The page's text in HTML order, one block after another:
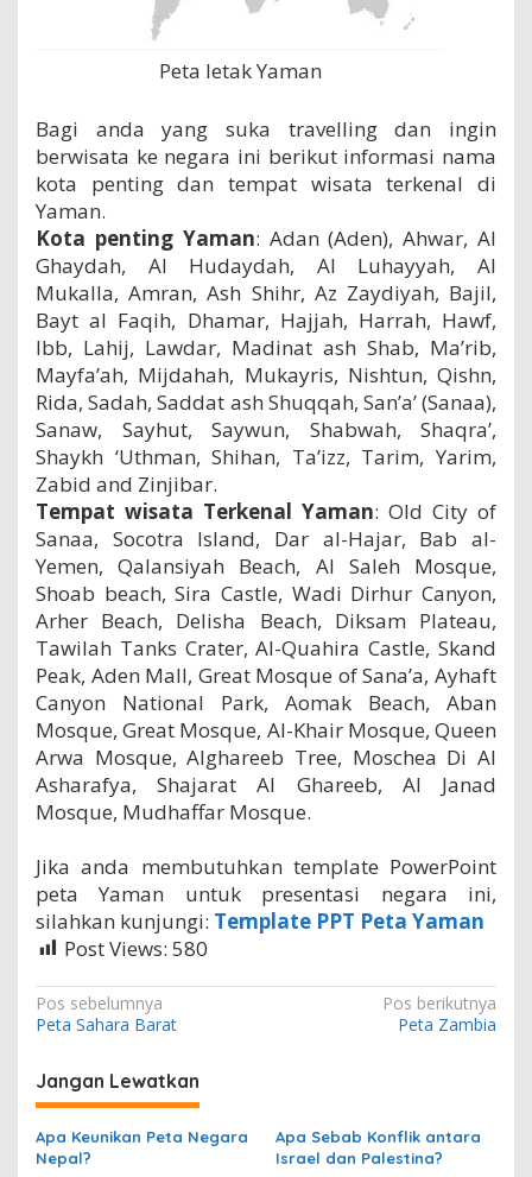
Peta letak Yaman
Bagi anda yang suka travelling dan ingin
berwisata ke negara ini berikut informasi nama
kota penting dan tempat wisata terkenal di
Yaman.
Kota penting Yaman: Adan (Aden), Ahwar, Al
Ghaydah, Al Hudaydah, Al Luhayyah, Al
Mukalla, Amran, Ash Shihr, Az Zaydiyah, Bajil,
Bayt al Faqih, Dhamar, Hajjah, Harrah, Hawf,
Ibb, Lahij, Lawdar, Madinat ash Shab, Ma’rib,
Mayfa’ah, Mijdahah, Mukayris, Nishtun, Qishn,
Rida, Sadah, Saddat ash Shuqqah, San’a’ (Sanaa),
Sanaw, Sayhut, Saywun, Shabwah, Shaqra’,
Shaykh ‘Uthman, Shihan, Ta’izz, Tarim, Yarim,
Zabid and Zinjibar.
Tempat wisata Terkenal Yaman: Old City of
Sanaa, Socotra Island, Dar al-Hajar, Bab al-
Yemen, Qalansiyah Beach, Al Saleh Mosque,
Shoab beach, Sira Castle, Wadi Dirhur Canyon,
Arher Beach, Delisha Beach, Diksam Plateau,
Tawilah Tanks Crater, Al-Quahira Castle, Skand
Peak, Aden Mall, Great Mosque of Sana’a, Ayhaft
Canyon National Park, Aomak Beach, Aban
Mosque, Great Mosque, Al-Khair Mosque, Queen
Arwa Mosque, Alghareeb Tree, Moschea Di Al
Asharafya, Shajarat Al Ghareeb, Al Janad
Mosque, Mudhaffar Mosque.
Jika anda membutuhkan template PowerPoint
peta Yaman untuk presentasi negara ini,
silahkan kunjungi: Template PPT Peta Yaman
Post Views: 580
N
a
v
i
g
Pos sebelumnya
Peta Sahara Barat
Pos berikutnya
Peta Zambia
Jangan Lewatkan
Apa Keunikan Peta Negara
Nepal?
Apa Sebab Konflik antara
Israel dan Palestina?